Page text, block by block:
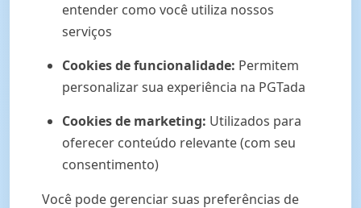
entender como você utiliza nossos
serviços
Cookies de funcionalidade: Permitem
personalizar sua experiência na PGTada
Cookies de marketing: Utilizados para
oferecer conteúdo relevante (com seu
consentimento)
Você pode gerenciar suas preferências de